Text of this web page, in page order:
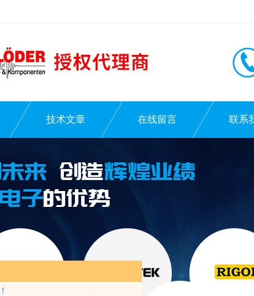
技术文章 在线留言 联系